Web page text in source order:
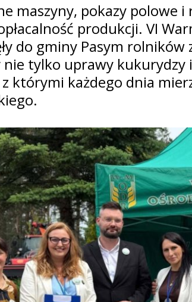
maszyny, pokazy polowe
produkcji. VI
do gminy Pasym
nie tylko uprawy kukurydzy
którymi każdego dnia